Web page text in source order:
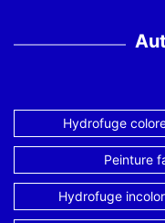
Hydrofuge
Peinture
Hydrofuge